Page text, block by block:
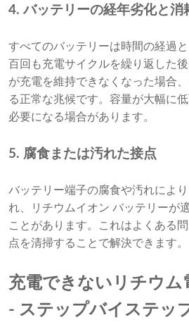
4. バッテリーの経年劣化と消
すべてのバッテリーは時間の経過
百回も充電サイクルを繰り返した
が充電を維持できなくなった場合
る正常な兆候です。容量が大幅に
必要になる場合があります。
5. 腐食または汚れた接点
バッテリー端子の腐食や汚れによ
れ、リチウムイオン バッテリーが
ことがあります。これはよくある
点を清掃することで解決できます。
充電できないリチウム
- ステップバイステッ